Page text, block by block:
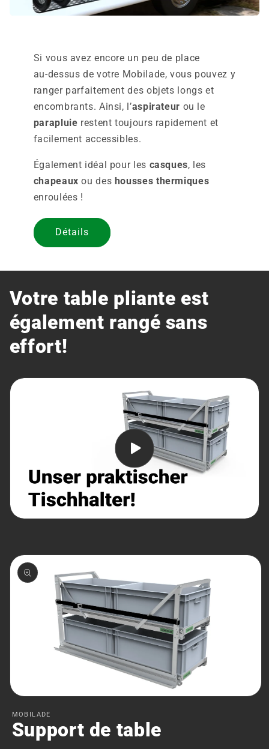
Si vous avez encore un peu de place
au‑dessus de votre Mobilade, vous pouvez y
ranger parfaitement des objets longs et
encombrants. Ainsi, l’aspirateur ou le
parapluie restent toujours rapidement et
facilement accessibles.
Également idéal pour les casques, les
chapeaux ou des housses thermiques
enroulées !
Détails
Votre table pliante est
également rangé sans
effort!
informations
sur le
produit
média
1
dans
MOBILADE
Support de table